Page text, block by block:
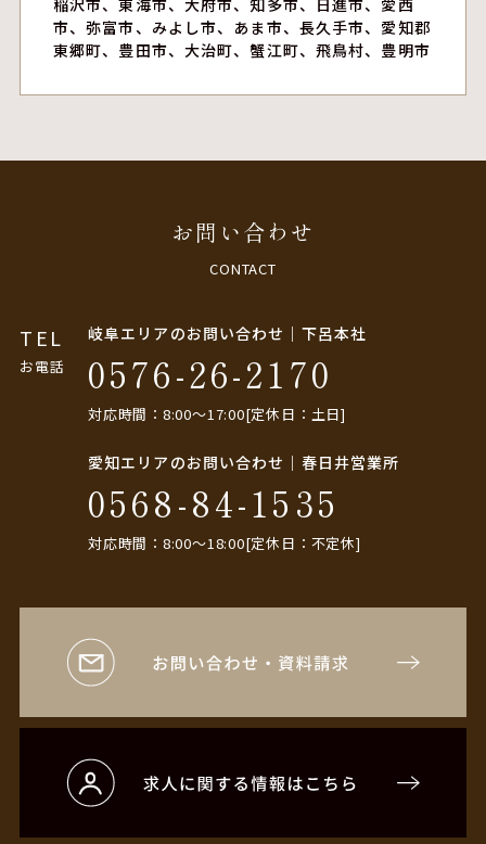
稲沢市、東海市、大府市、知多市、日進市、愛西
市、弥富市、みよし市、あま市、長久手市、愛知郡
東郷町、豊田市、大治町、蟹江町、飛鳥村、豊明市
お問い合わせ
CONTACT
TEL
お電話
岐阜エリアのお問い合わせ｜下呂本社
0576-26-2170
対応時間：8:00〜17:00[定休日：土日]
愛知エリアのお問い合わせ｜春日井営業所
0568-84-1535
対応時間：8:00〜18:00[定休日：不定休]